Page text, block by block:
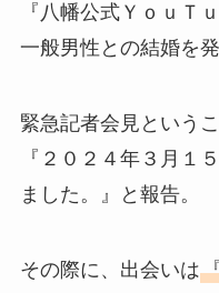
『八幡公式ＹｏｕＴ
一般男性との結婚を発
緊急記者会見という
『２０２４年３月１
ました。』と報告。
その際に、出会いは